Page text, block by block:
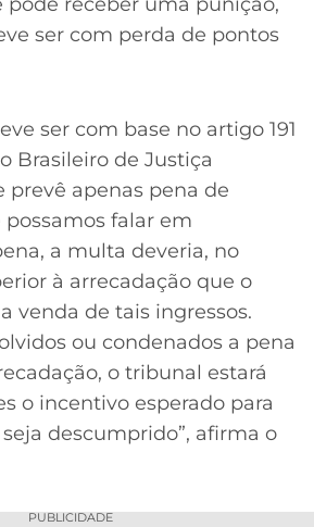
ser com perda de pontos
ser com base no artigo 191
Brasileiro de Justiça
prevê apenas pena de
falar em
a multa deveria, no
à arrecadação que o
venda de tais ingressos.
ou condenados a pena
o tribunal estará
o incentivo esperado para
descumprido”, afirma o
PUBLICIDADE